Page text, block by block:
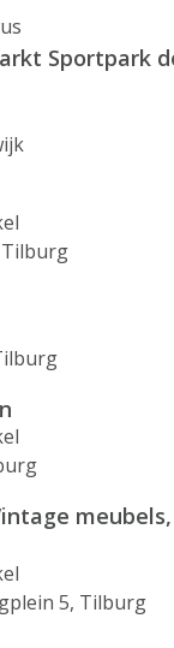
Sportpark
Tilburg
5, Tilburg